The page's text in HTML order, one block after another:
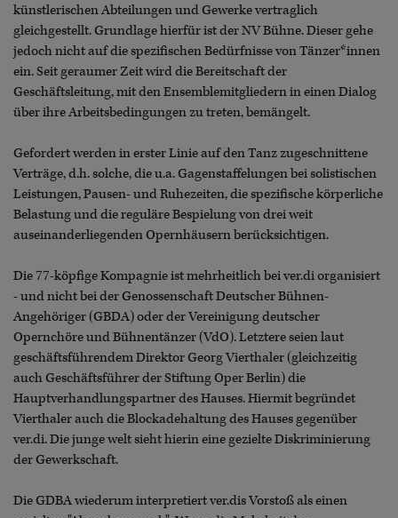
künstlerischen Abteilungen und Gewerke vertraglich
gleichgestellt. Grundlage hierfür ist der NV Bühne. Dieser gehe
jedoch nicht auf die spezifischen Bedürfnisse von Tänzer*innen
ein. Seit geraumer Zeit wird die Bereitschaft der
Geschäftsleitung, mit den Ensemblemitgliedern in einen Dialog
über ihre Arbeitsbedingungen zu treten, bemängelt.
Gefordert werden in erster Linie auf den Tanz zugeschnittene
Verträge, d.h. solche, die u.a. Gagenstaffelungen bei solistischen
Leistungen, Pausen- und Ruhezeiten, die spezifische körperliche
Belastung und die reguläre Bespielung von drei weit
auseinanderliegenden Opernhäusern berücksichtigen.
Die 77-köpfige Kompagnie ist mehrheitlich bei ver.di organisiert
- und nicht bei der Genossenschaft Deutscher Bühnen-
Angehöriger (GBDA) oder der Vereinigung deutscher
Opernchöre und Bühnentänzer (VdO). Letztere seien laut
geschäftsführendem Direktor Georg Vierthaler (gleichzeitig
auch Geschäftsführer der Stiftung Oper Berlin) die
Hauptverhandlungspartner des Hauses. Hiermit begründet
Vierthaler auch die Blockadehaltung des Hauses gegenüber
ver.di. Die junge welt sieht hierin eine gezielte Diskriminierung
der Gewerkschaft.
Die GDBA wiederum interpretiert ver.dis Vorstoß als einen